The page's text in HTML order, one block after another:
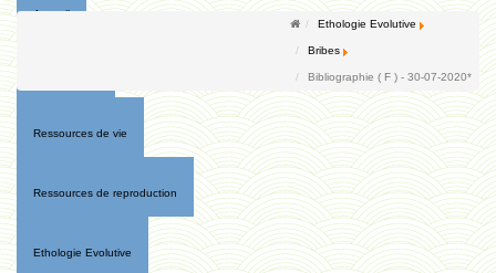
Accueil
Ressources de vie
Ressources de reproduction
Ethologie Evolutive
Ethologie Evolutive
Bribes
Bibliographie ( F ) - 30-07-2020*